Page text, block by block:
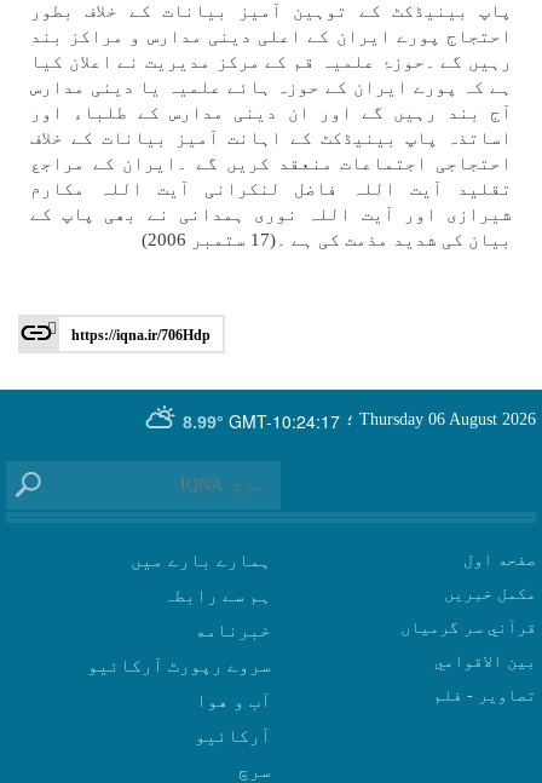
پاپ بينیڈكٹ كے توہين آميز بيانات كے خلاف بطور
احتجاج پورے ايران كے اعلی دينی مدارس و مراكز بند
رہیں گے ۔حوزۂ علمیہ قم كے مركز مديريت نے اعلان كيا
ہے كہ پورے ايران كے حوزہ ہائے علمیہ يا دينی مدارس
آج بند رہیں گے اور ان دينی مدارس كے طلباء اور
اساتذہ پاپ بينیڈكٹ كے اہانت آميز بيانات كے خلاف
احتجاجی اجتماعات منعقد كریں گے ۔ايران كے مراجع
تقليد آيت اللہ فاضل لنكرانی آيت اللہ مكارم
شيرازی اور آيت اللہ نوری ہمدانی نے بھی پاپ كے
بيان كی شديد مذمت كی ہے ۔(17 ستمبر 2006)
https://iqna.ir/706Hdp
GMT-10:24:17
8.99° Thursday 06 August 2026 ؛
صفحه اول
مکمل خبریں
قرآني سر گرمياں
بين الاقوامي
تصاوير - فلم
ہمارے بارے میں
ہم سے رابطہ
سروے رپورٹ آرکائیو
آب و هوا
سرچ